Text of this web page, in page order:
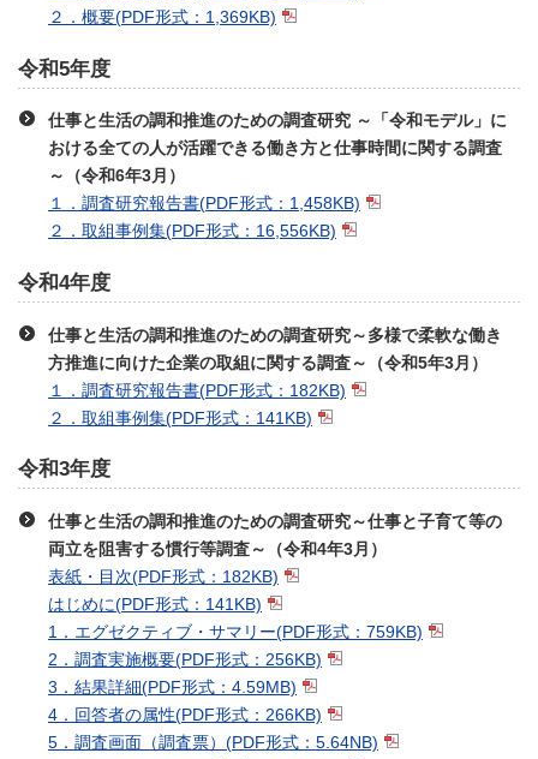
２．概要(PDF形式：1,369KB)
令和5年度
仕事と生活の調和推進のための調査研究 ～「令和モデル」に
おける全ての人が活躍できる働き方と仕事時間に関する調査
～（令和6年3月）
１．調査研究報告書(PDF形式：1,458KB)
２．取組事例集(PDF形式：16,556KB)
令和4年度
仕事と生活の調和推進のための調査研究～多様で柔軟な働き
方推進に向けた企業の取組に関する調査～（令和5年3月）
１．調査研究報告書(PDF形式：182KB)
２．取組事例集(PDF形式：141KB)
令和3年度
仕事と生活の調和推進のための調査研究～仕事と子育て等の
両立を阻害する慣行等調査～（令和4年3月）
表紙・目次(PDF形式：182KB)
はじめに(PDF形式：141KB)
1．エグゼクティブ・サマリー(PDF形式：759KB)
2．調査実施概要(PDF形式：256KB)
3．結果詳細(PDF形式：4.59MB)
4．回答者の属性(PDF形式：266KB)
5．調査画面（調査票） (PDF形式：5.64NB)